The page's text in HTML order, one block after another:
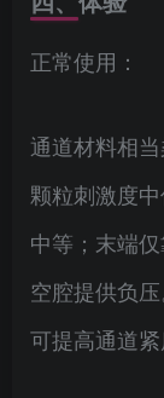
正常使用：
通道材料相
颗粒刺激度
中等；末端
空腔提供负
可提高通道紧